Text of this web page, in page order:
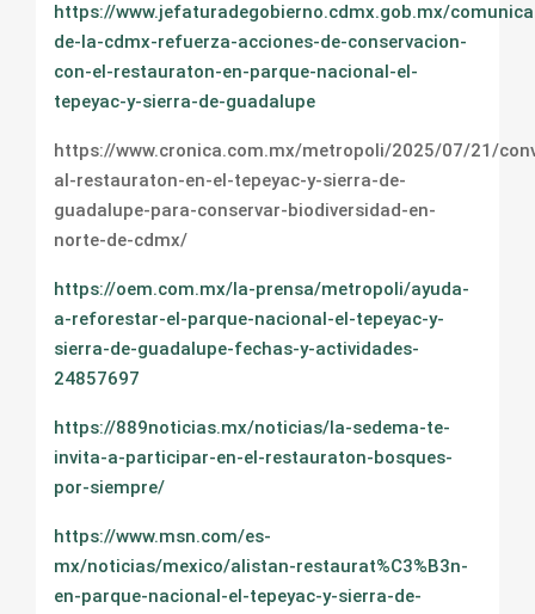
https://www.jefaturadegobierno.cdmx.gob.mx/
de-la-cdmx-refuerza-acciones-de-conservacion-
con-el-restauraton-en-parque-nacional-el-
tepeyac-y-sierra-de-guadalupe
https://www.cronica.com.mx/metropoli/2025/07/21/
al-restauraton-en-el-tepeyac-y-sierra-de-
guadalupe-para-conservar-biodiversidad-en-
norte-de-cdmx/
https://oem.com.mx/la-prensa/metropoli/ayuda-
a-reforestar-el-parque-nacional-el-tepeyac-y-
sierra-de-guadalupe-fechas-y-actividades-
24857697
https://889noticias.mx/noticias/la-sedema-te-
invita-a-participar-en-el-restauraton-bosques-
por-siempre/
https://www.msn.com/es-
mx/noticias/mexico/alistan-restaurat%C3%B3n-
en-parque-nacional-el-tepeyac-y-sierra-de-